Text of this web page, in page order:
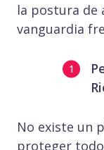
la postura de
vanguardia
No existe un
proteger